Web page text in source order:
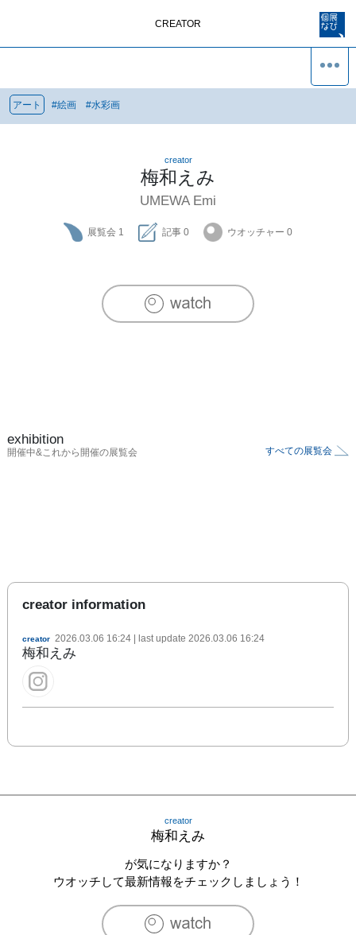
CREATOR
アート #絵画 #水彩画
creator
梅和えみ
UMEWA Emi
展覧会 1 記事 0 ウオッチャー 0
exhibition
開催中&これから開催の展覧会 すべての展覧会
creator information
creator 2026.03.06 16:24 | last update 2026.03.06 16:24
梅和えみ
creator
梅和えみ
が気になりますか？
ウオッチして最新情報をチェックしましょう！